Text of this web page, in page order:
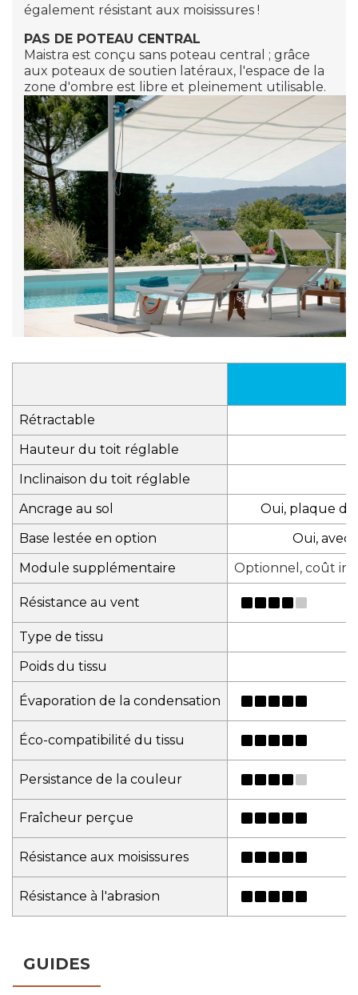
également résistant aux moisissures !
PAS DE POTEAU CENTRAL
Maistra est conçu sans poteau central ; grâce
aux poteaux de soutien latéraux, l'espace de la
zone d'ombre est libre et pleinement utilisable.
Rétractable
Hauteur du toit réglable
Inclinaison du toit réglable
Ancrage au sol
Oui, plaque de
Base lestée en option
Oui, avec
Module supplémentaire
Optionnel, coût
Résistance au vent
Type de tissu
Poids du tissu
Évaporation de la condensation
Éco-compatibilité du tissu
Persistance de la couleur
Fraîcheur perçue
Résistance aux moisissures
Résistance à l'abrasion
GUIDES